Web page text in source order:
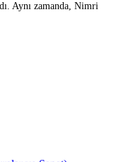
Aynı zamanda, Nimri